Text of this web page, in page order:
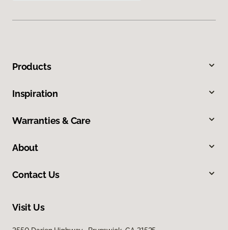
Products
Inspiration
Warranties & Care
About
Contact Us
Visit Us